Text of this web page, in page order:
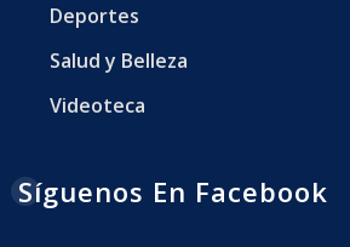
Deportes
Salud y Belleza
Videoteca
Síguenos En Facebook